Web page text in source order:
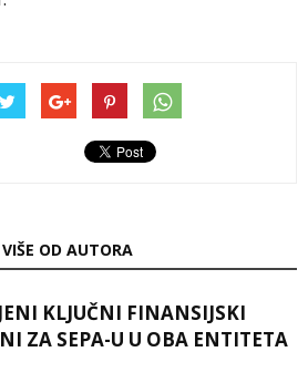
VIŠE OD AUTORA
KLJUČNI FINANSIJSKI
ZA SEPA-U U OBA ENTITETA